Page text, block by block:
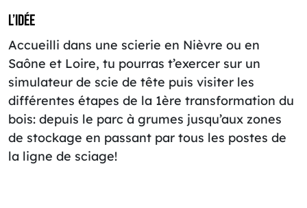
L’idée
Accueilli dans une scierie en Nièvre ou en
Saône et Loire, tu pourras t’exercer sur un
simulateur de scie de tête puis visiter les
différentes étapes de la 1ère transformation du
bois: depuis le parc à grumes jusqu’aux zones
de stockage en passant par tous les postes de
la ligne de sciage!